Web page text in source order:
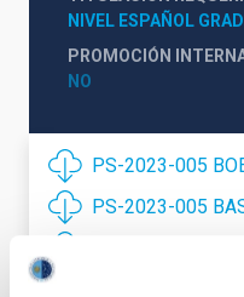
NIVEL ESPAÑOL
PROMOCIÓN
NO
PS-2023-005
PS-2023-005